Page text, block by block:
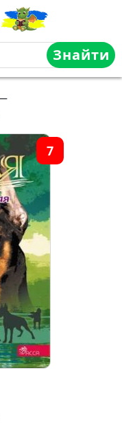
Знайти
7